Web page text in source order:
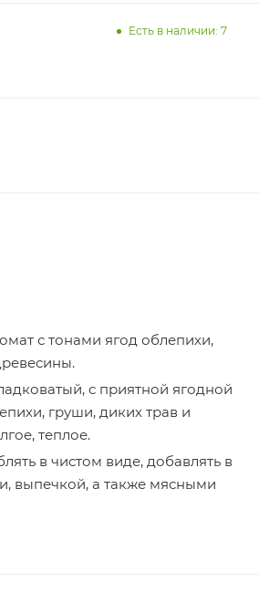
Есть в наличии: 7
с тонами ягод облепихи,
с приятной ягодной
груши, диких трав и
теплое.
в чистом виде, добавлять в
выпечкой, а также мясными